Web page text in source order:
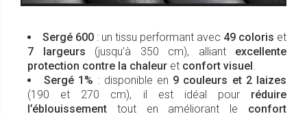
Sergé 600 : un tissu performant avec 49 coloris et
7 largeurs (jusqu’à 350 cm), alliantexcellente
protection contre la chaleur et confort visuel .
Sergé 1% : disponible en 9 couleurs et 2 laizes
(190 et 270 cm), il est idéal pourréduire
l’éblouissement tout en améliorant le confort